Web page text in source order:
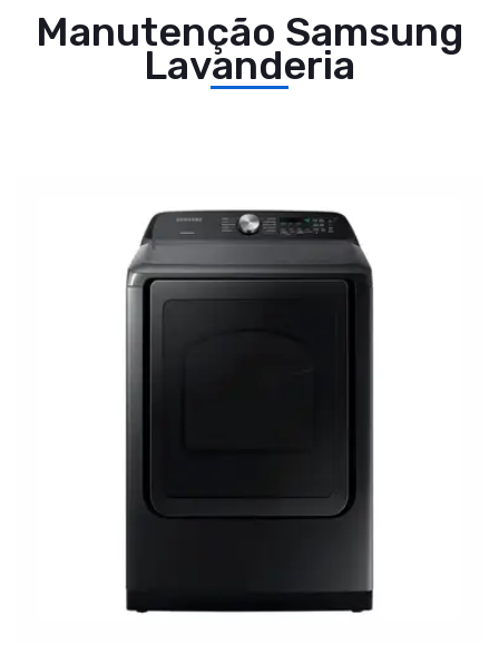
Manutenção Samsung
Lavanderia